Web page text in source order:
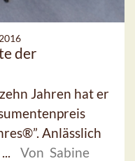
der
Jahren hat er
Anlässlich
Von Sabine